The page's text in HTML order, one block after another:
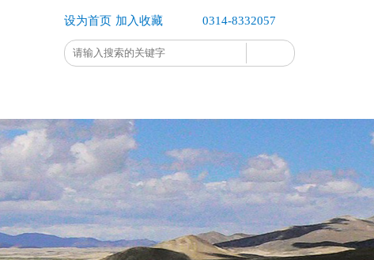
设为首页 加入收藏 0314-8332057